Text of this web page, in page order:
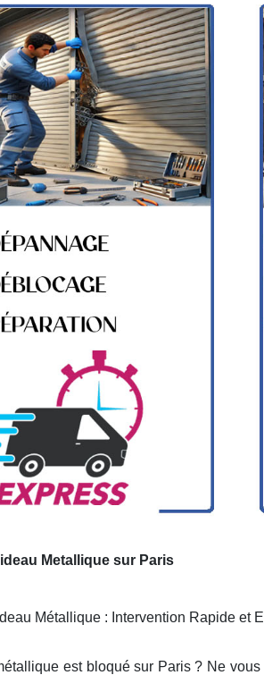
Metallique sur Paris
Métallique : Intervention Rapide et
est bloqué sur Paris ? Ne